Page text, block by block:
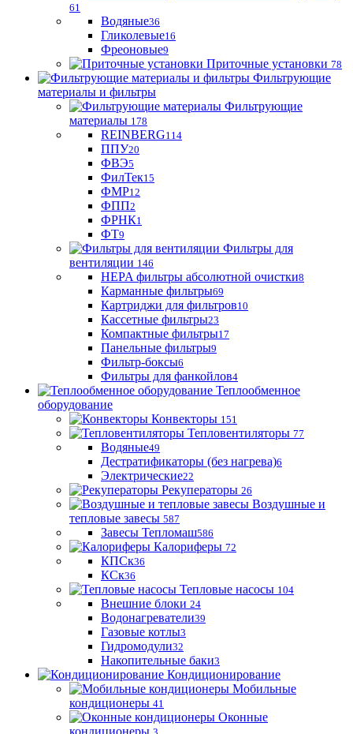
61
Водяные36
Гликолевые16
Фреоновые9
Приточные установки 78
Фильтрующие
материалы и фильтры
Фильтрующие
материaлы 178
REINBERG114
ППУ20
ФВЭ5
ФилТек15
ФМР12
ФПП2
ФРНК1
ФТ9
Фильтры для
вентиляции 146
HEPA фильтры абсолютной очистки8
Карманные фильтры69
Картриджи для фильтров10
Кассетные фильтры23
Компактные фильтры17
Панельные фильтры9
Фильтр-боксы6
Фильтры для фанкойлов4
Теплообменное
оборудование
Конвекторы 151
Тепловентиляторы 77
Водяные49
Дестратификаторы (без нагрева)6
Электрические22
Рекуператоры 26
Воздушные и
тепловые завесы 587
Завесы Тепломаш586
Калориферы 72
КПСк36
КСк36
Тепловые насосы 104
Внешние блоки 24
Водонагреватели39
Газовые котлы3
Гидромодули32
Накопительные баки3
Кондиционирование
Мобильные
кондиционеры 41
Оконные
кондиционеры